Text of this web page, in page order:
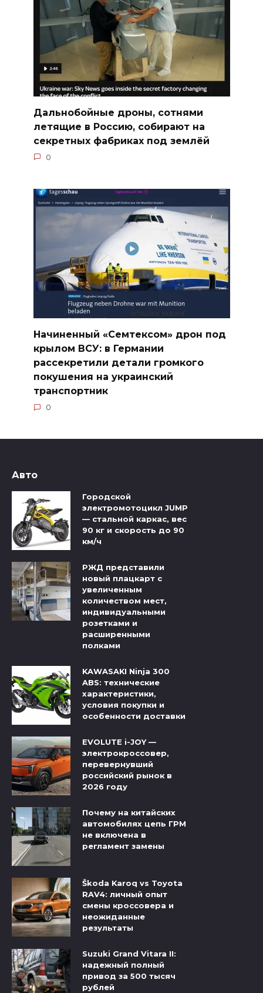
Дальнобойные дроны, сотнями
летящие в Россию, собирают на
секретных фабриках под землёй
0
Начиненный «Семтексом» дрон под
крылом ВСУ: в Германии
рассекретили детали громкого
покушения на украинский
транспортник
0
Авто
Городской
электромотоцикл JUMP
— стальной каркас, вес
90 кг и скорость до 90
км/ч
РЖД представили
новый плацкарт с
увеличенным
количеством мест,
индивидуальными
розетками и
расширенными
полками
KAWASAKI Ninja 300
ABS: технические
характеристики,
условия покупки и
особенности доставки
EVOLUTE i-JOY —
электрокроссовер,
перевернувший
российский рынок в
2026 году
Почему на китайских
автомобилях цепь ГРМ
не включена в
регламент замены
Škoda Karoq vs Toyota
RAV4: личный опыт
смены кроссовера и
неожиданные
результаты
Suzuki Grand Vitara II:
надежный полный
привод за 500 тысяч
рублей